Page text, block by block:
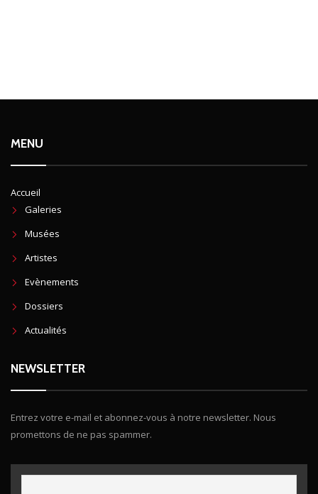
MENU
Accueil
Galeries
Musées
Artistes
Evènements
Dossiers
Actualités
NEWSLETTER
Entrez votre e-mail et abonnez-vous à notre newsletter. Nous
promettons de ne pas spammer.